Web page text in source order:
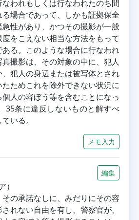
われもしくは行なわれたのち間
場合であって、しかも証拠保全
性があり、かつその撮影が一般
をこえない相当な方法をもって
る。このような場合に行なわれ
撮影は、その対象の中に、犯人
犯人の身辺または被写体とされ
ためこれを除外できない状況に
人の容ぼう等を含むことになっ
35条に違反しないものと解すべ
いる。
メモ入力
編集
）
の承諾なしに、みだりにその容
れない自由を有し、警察官が、